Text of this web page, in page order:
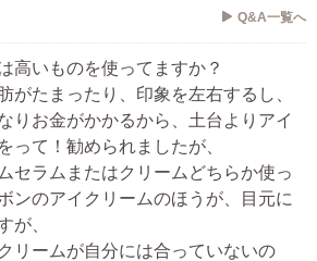
Q&A一覧へ
高いものを使ってますか？
がたまったり、印象を左右するし、
りお金がかかるから、土台よりアイ
って！勧められましたが、
セラムまたはクリームどちらか使っ
ンのアイクリームのほうが、目元に
が、
リームが自分には合っていないの